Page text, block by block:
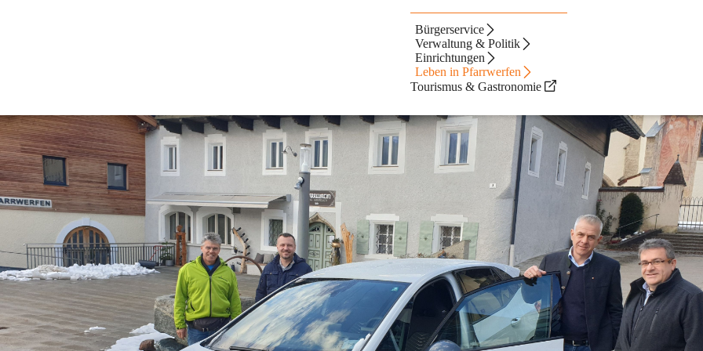
Bürgerservice
Verwaltung & Politik
Einrichtungen
Leben in Pfarrwerfen
Tourismus & Gastronomie